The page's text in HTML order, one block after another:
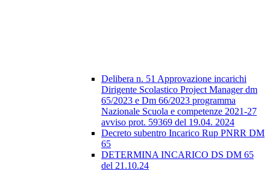
Delibera n. 51 Approvazione incarichi
Dirigente Scolastico Project Manager dm
65/2023 e Dm 66/2023 programma
Nazionale Scuola e competenze 2021-27
avviso prot. 59369 del 19.04. 2024
Decreto subentro Incarico Rup PNRR DM
65
DETERMINA INCARICO DS DM 65
del 21.10.24